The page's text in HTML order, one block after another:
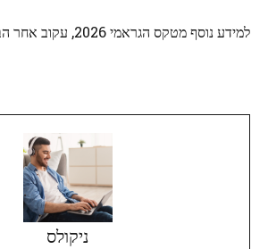
למידע נוסף מטקס הגראמי 2026, עקוב אחר הבלוג החי שלנו.
ניקולס